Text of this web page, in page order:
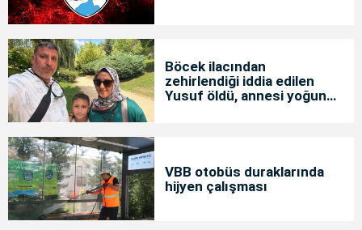
Böcek ilacından
zehirlendiği iddia edilen
Yusuf öldü, annesi yoğun
VBB otobüs duraklarında
hijyen çalışması